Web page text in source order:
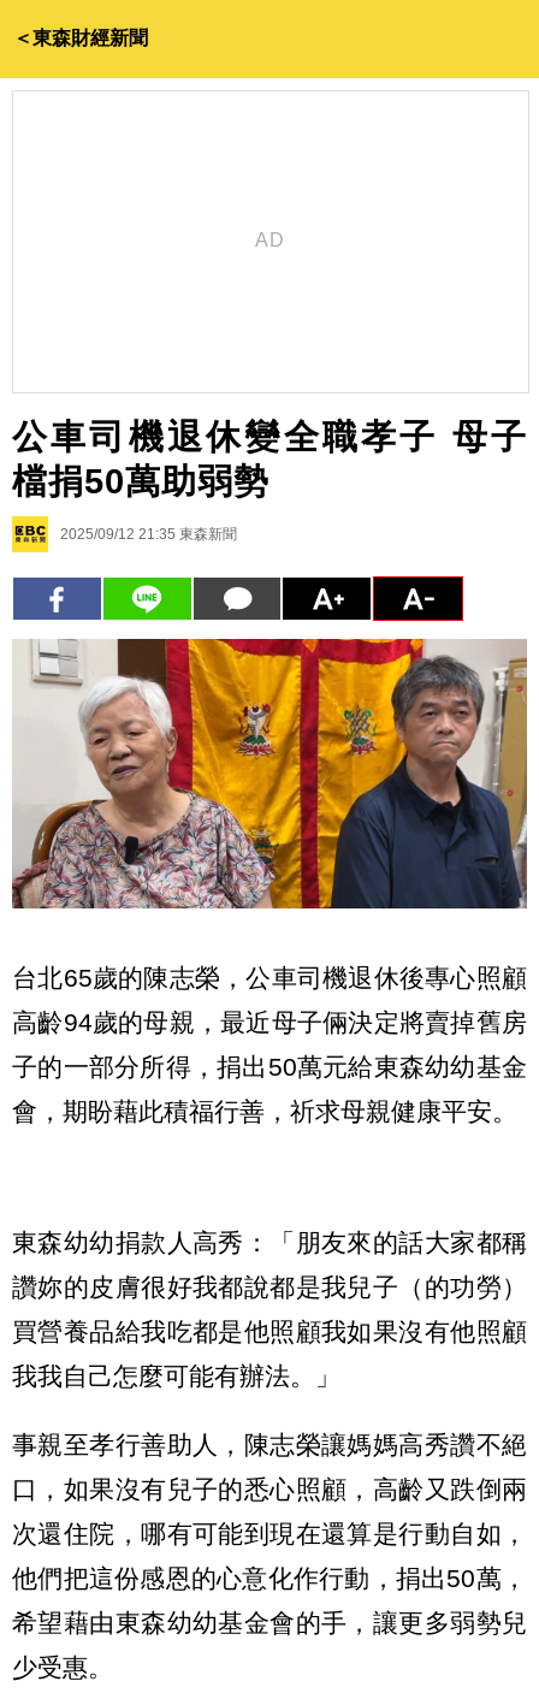
＜東森財經新聞
公車司機退休變全職孝子 母子
檔捐50萬助弱勢
2025/09/12 21:35 東森新聞
台北65歲的陳志榮，公車司機退休後專心照顧
高齡94歲的母親，最近母子倆決定將賣掉舊房
子的一部分所得，捐出50萬元給東森幼幼基金
會，期盼藉此積福行善，祈求母親健康平安。
東森幼幼捐款人高秀：「朋友來的話大家都稱
讚妳的皮膚很好我都說都是我兒子（的功勞）
買營養品給我吃都是他照顧我如果沒有他照顧
我我自己怎麼可能有辦法。」
事親至孝行善助人，陳志榮讓媽媽高秀讚不絕
口，如果沒有兒子的悉心照顧，高齡又跌倒兩
次還住院，哪有可能到現在還算是行動自如，
他們把這份感恩的心意化作行動，捐出50萬，
希望藉由東森幼幼基金會的手，讓更多弱勢兒
少受惠。